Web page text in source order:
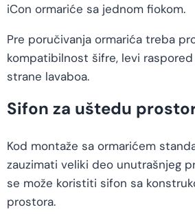
iCon ormariće sa jednom fiokom.
Pre poručivanja ormarića treba
kompatibilnost šifre, levi
strane lavaboa.
Sifon za uštedu
Kod montaže sa ormarićem
zauzimati veliki deo unutrašnjeg
se može koristiti sifon sa
prostora.